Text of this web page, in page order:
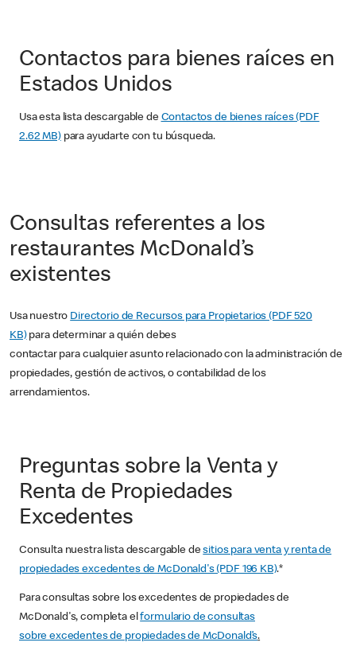
Contactos para bienes raíces en
Estados Unidos
Usa esta lista descargable de Contactos de bienes raíces (PDF
2.62 MB)para ayudarte con tu búsqueda.
Consultas referentes a los
restaurantes McDonald’s
existentes
Usa nuestro Directorio de Recursos para Propietarios (PDF 520
KB)para determinar a quién debes
contactar para cualquier asunto relacionado con la administración de
propiedades, gestión de activos, o contabilidad de los
arrendamientos.
Preguntas sobre la Venta y
Renta de Propiedades
Excedentes
Consulta nuestra lista descargable desitios para venta y renta de
propiedades excedentes de McDonald's (PDF 196 KB).*
Para consultas sobre los excedentes de propiedades de
McDonald's, completa elformulario de consultas
sobre excedentes de propiedades de McDonald’s.